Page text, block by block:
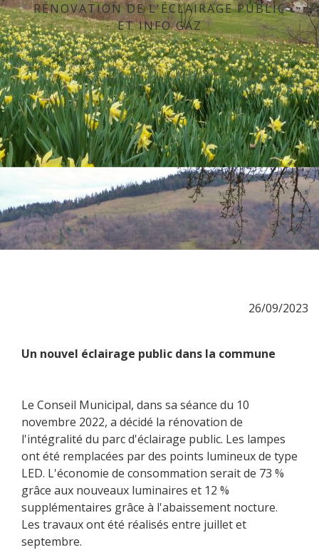
RÉNOVATION DE L'ÉCLAIRAGE PUBLIC
ET INFO GAZ
26/09/2023
Un nouvel éclairage public dans la commune
Le Conseil Municipal, dans sa séance du 10
novembre 2022, a décidé la rénovation de
l'intégralité du parc d'éclairage public. Les lampes
ont été remplacées par des points lumineux de type
LED. L'économie de consommation serait de 73 %
grâce aux nouveaux luminaires et 12 %
supplémentaires grâce à l'abaissement nocture.
Les travaux ont été réalisés entre juillet et
septembre.